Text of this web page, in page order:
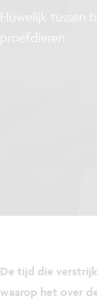
Huwelijk tussen
proefdieren
De tijd die
waarop het over